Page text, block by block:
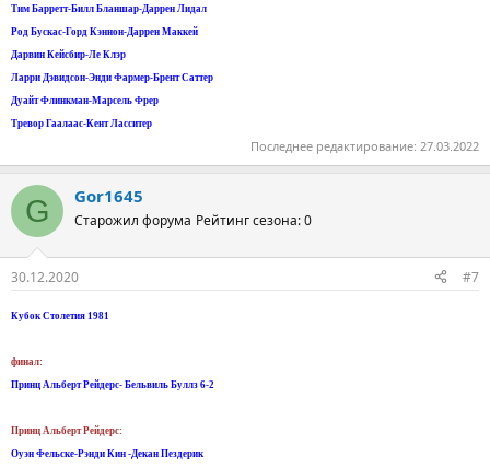
Тим Барретт-Билл Бланшар-Даррен Лидал
Род Бускас-Горд Кэннон-Даррен Маккей
Дарвин Кейсбир-Ле Клэр
Ларри Дэвидсон-Энди Фармер-Брент Саттер
Дуайт Флинкман-Марсель Фрер
Тревор Гаалаас-Кент Ласситер
Последнее редактирование: 27.03.2022
G Gor1645
Старожил форума Рейтинг сезона: 0
30.12.2020 #7
Кубок Столетия 1981
финал:
Принц Альберт Рейдерс- Бельвиль Буллз 6-2
Принц Альберт Рейдерс:
Оуэн Фельске-Рэнди Кин -Декан Пездерик